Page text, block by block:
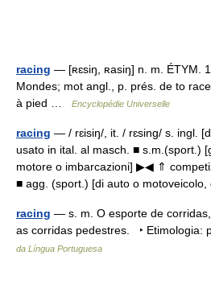
racing — [ʀɛsiŋ, ʀasiŋ] n. m. ÉTYM.
Mondes; mot angl., p. prés. de to
à pied …
Encyclopédie Universelle
racing — / rɛisiŋ/, it. / rɛsing/ s. ingl.
usato in ital. al masch. ■ s.m.(sport.)
motore o imbarcazioni] ▶◀ ⇑
■ agg. (sport.) [di auto o
racing — s. m. O esporte de
as corridas pedestres. ‣
da Língua Portuguesa